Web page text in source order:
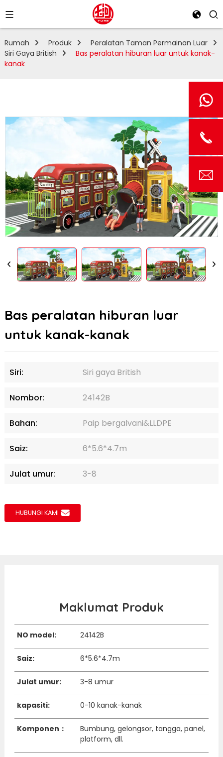
Rumah Produk
Peralatan Taman Permainan Luar
Siri Gaya British
Bas peralatan hiburan luar untuk kanak-
kanak
Bas peralatan hiburan luar
untuk kanak-kanak
Siri: Siri gaya British
Nombor: 24142B
Bahan: Paip bergalvani&LLDPE
Saiz: 6*5.6*4.7m
Julat umur: 3-8
HUBUNGI KAMI
Maklumat Produk
NO model: 24142B
Saiz: 6*5.6*4.7m
Julat umur: 3-8 umur
kapasiti: 0-10 kanak-kanak
Komponen：
Bumbung, gelongsor, tangga, panel,
platform, dll.